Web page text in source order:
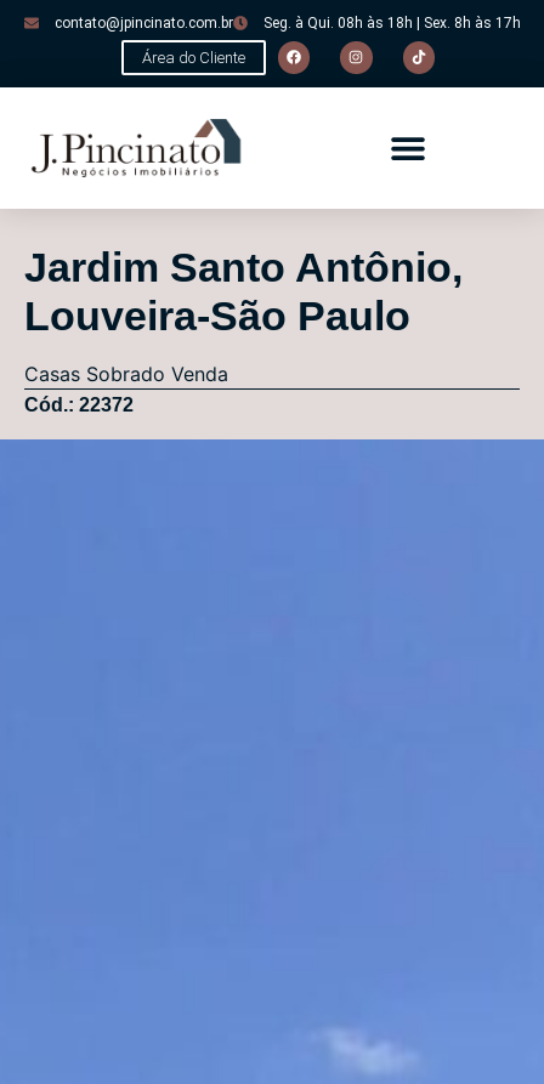
contato@jpincinato.com.br Seg. à Qui. 08h às 18h | Sex. 8h às 17h
Área do Cliente
Jardim Santo Antônio,
Louveira-São Paulo
Casas Sobrado Venda
Cód.: 22372